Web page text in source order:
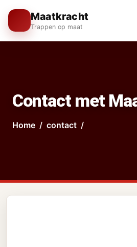
Maatkracht
Trappen op maat
Contact met
Home contact